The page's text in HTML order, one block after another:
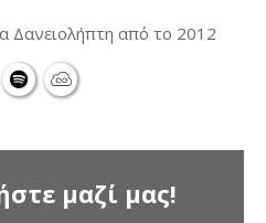
Δανειολήπτη από το 2012
μαζί μας!